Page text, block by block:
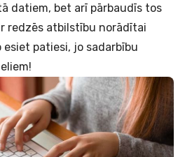
datiem, bet arī pārbaudīs tos
redzēs atbilstību norādītai
patiesi, jo sadarbību